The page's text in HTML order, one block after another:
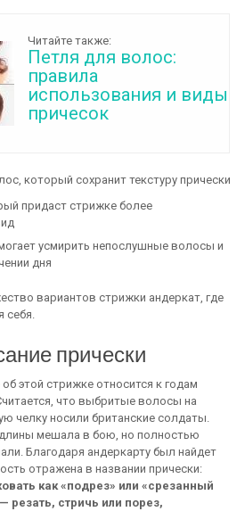
Читайте также:
Петля для волос:
правила
использования и виды
причесок
который сохранит текстуру прически
придаст стрижке более
усмирить непослушные волосы и
дня
вариантов стрижки андеркат, где
себя.
прически
этой стрижке относится к годам
что выбритые волосы на
челку носили британские солдаты.
мешала в бою, но полностью
Благодаря андеркарту был найдет
отражена в названии прически:
как «подрез» или «срезанный
резать, стричь или порез,